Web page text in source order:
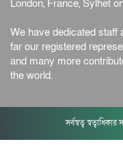
London, France, Sylhet
We have dedicated staff
far our registered
and many more
the world.
সর্বস্বত্ব